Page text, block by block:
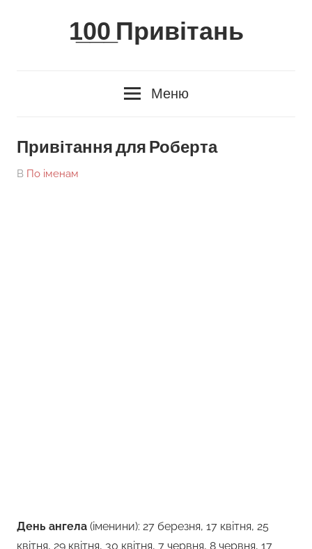
1̲0̲0̲ Привітань
Меню
Привітання для Роберта
On
By
В По іменам
День ангела (іменини): 27 березня, 17 квітня, 25
квітня, 29 квітня, 30 квітня, 7 червня, 8 червня, 17